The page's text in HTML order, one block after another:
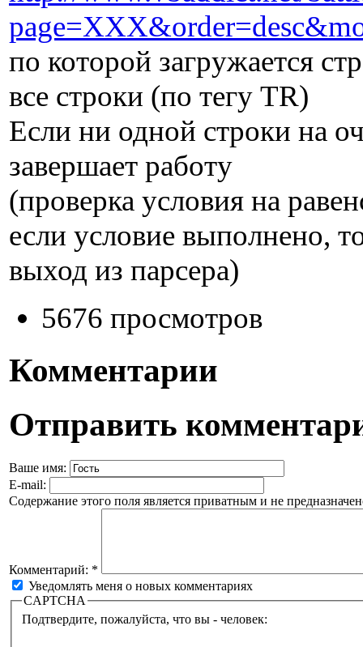
по которой загружается
все строки (по тегу TR)
Если ни одной строки на
завершает работу
(проверка условия на
если условие выполнено,
выход из парсера)
5676 просмотров
Комментарии
Отправить
Ваше имя:
E-mail:
Содержание этого поля является приватным и не
Комментарий: *
Уведомлять меня о новых комментариях
CAPTCHA
Подтвердите, пожалуйста, что вы - человек: